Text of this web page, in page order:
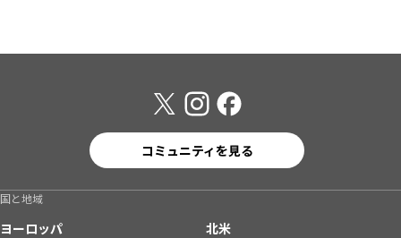
コミュニティを見る
国と地域
ヨーロッパ
北米